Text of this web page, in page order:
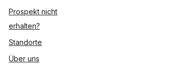
Prospekt nicht
erhalten?
Standorte
Über uns